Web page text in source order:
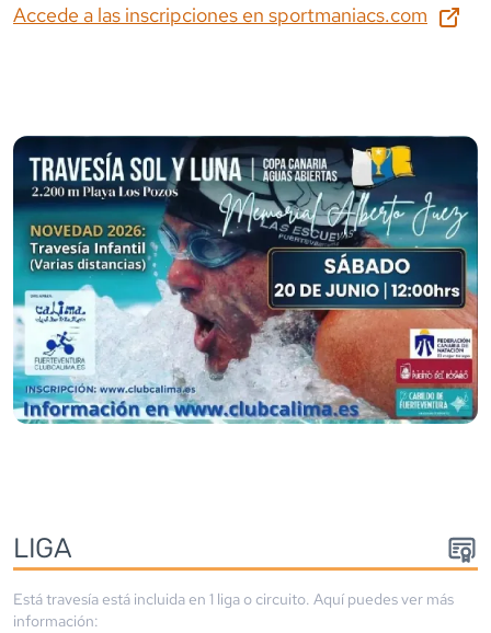
Accede a las inscripciones en sportmaniacs.com
LIGA
Está travesía está incluida en 1 liga o circuito. Aquí puedes ver más
información: